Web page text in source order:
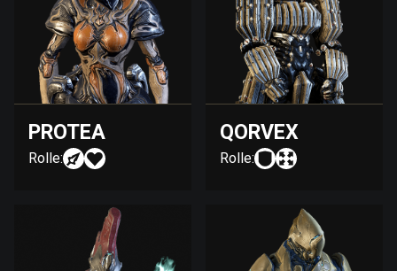
PROTEA
Rolle:
QORVEX
Rolle: